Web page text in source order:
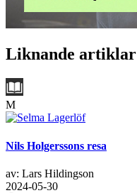
Liknande artiklar
M
Nils Holgerssons resa
av: Lars Hildingson
2024-05-30